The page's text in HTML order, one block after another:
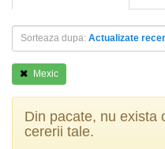
Sorteaza dupa: Actualizate
Mexic
Din pacate, nu exista
cererii tale.